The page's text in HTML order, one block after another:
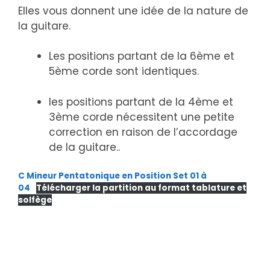
Elles vous donnent une idée de la nature de
la guitare.
Les positions partant de la 6ème et
5ème corde sont identiques.
les positions partant de la 4ème et
3ème corde nécessitent une petite
correction en raison de l’accordage
de la guitare..
C Mineur Pentatonique en Position Set 01 à
04
Télécharger la partition au format tablature et
solfège